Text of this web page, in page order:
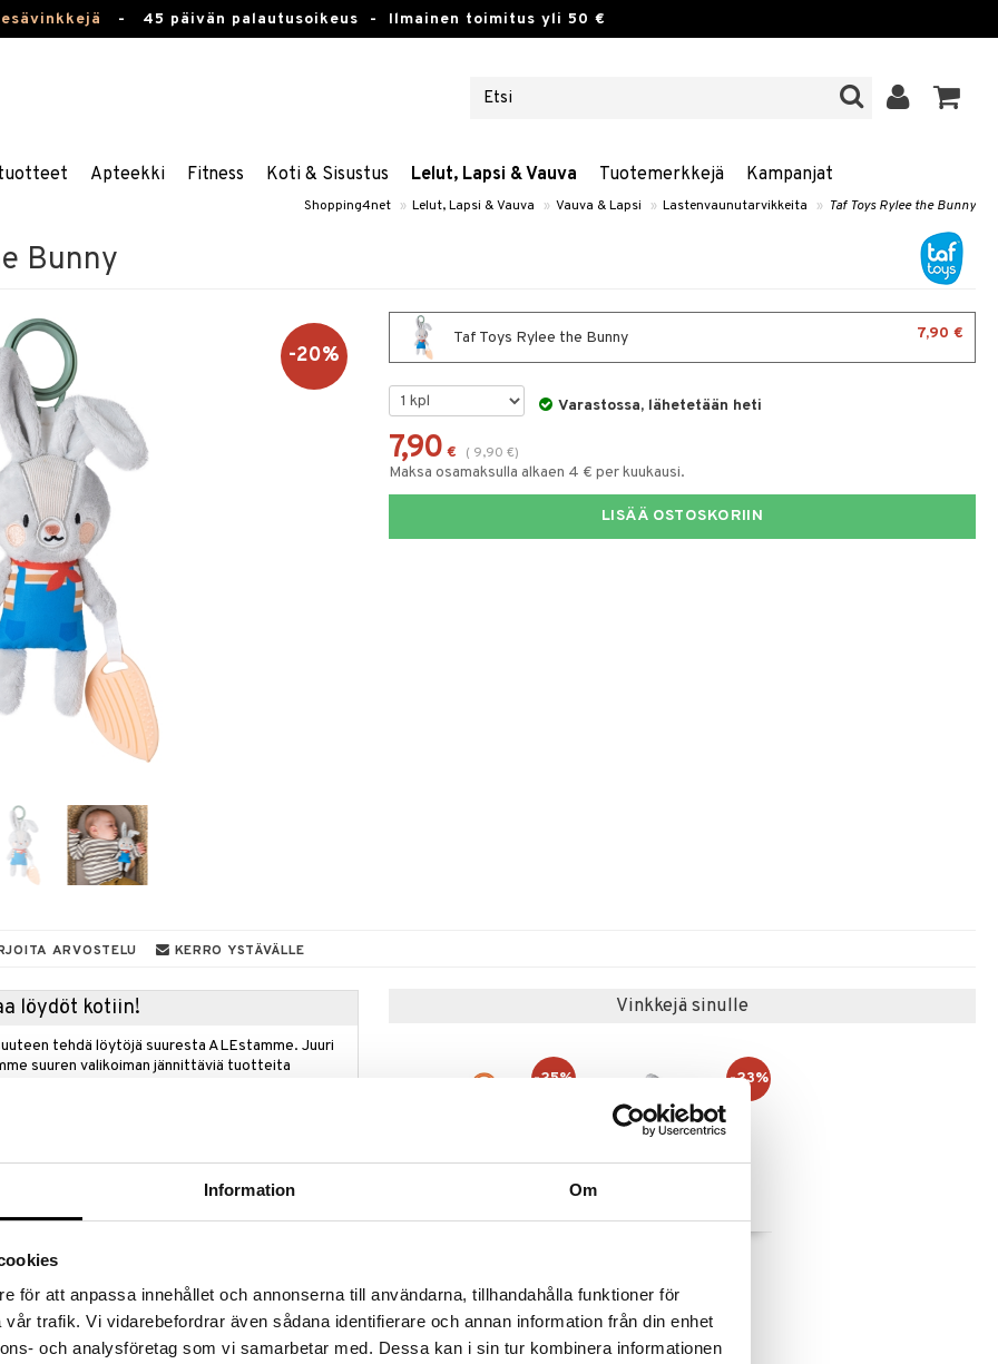
Information Om
för att anpassa innehållet och annonserna till användarna, tillhandahålla funktioner för
trafik. Vi vidarebefordrar även sådana identifierare och annan information från din enhet
och analysföretag som vi samarbetar med. Dessa kan i sin tur kombinera informationen
- 45 päivän palautusoikeus - Ilmainen toimitus yli 50 €
Apteekki Fitness Koti & Sisustus Lelut, Lapsi & Vauva Tuotemerkkejä Kampanjat
Shopping4net » Lelut, Lapsi & Vauva » Vauva & Lapsi » Lastenvaunutarvikkeita » Taf Toys Rylee the Bunny
Bunny
-20%
Taf Toys Rylee the Bunny 7,90 €
Varastossa, lähetetään heti
7,90 € ( 9,90 €)
Maksa osamaksulla alkaen 4 € per kuukausi.
LISÄÄ OSTOSKORIIN
ARVOSTELU KERRO YSTÄVÄLLE
löydöt kotiin!
tehdä löytöjä suuresta ALEstamme. Juuri
suuren valikoiman jännittäviä tuotteita
ale-löydöt »
löytöä? Outletistamme löydät runsaasti
tilaisuus tehdä löytöjä, kun
varastoa riittää!
Vinkkejä sinulle
TAF TOYS
11,90 € (15,90 €)
-25%
TAF TOYS
9,90 € ( 12,90€
-23%